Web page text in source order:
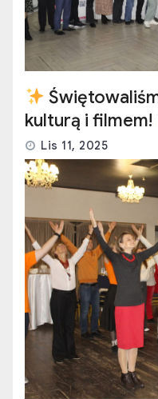
kulturą i filmem!
Lis 11, 2025